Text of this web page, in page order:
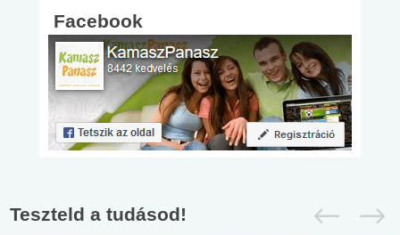
Facebook
Teszteld a tudásod!